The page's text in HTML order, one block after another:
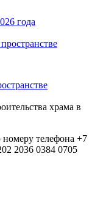
года
храма в
телефона +7
2036 0384 0705